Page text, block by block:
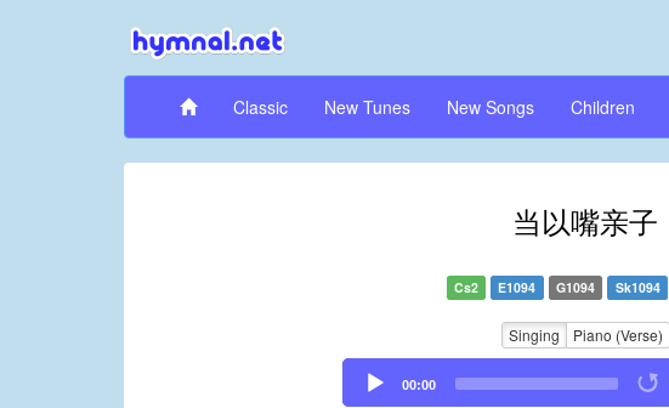
Classic New Tunes New Songs Children
当以嘴亲子
Cs2 E1094 G1094 Sk1094
Singing Piano (Verse)
Audio
Player
00:00